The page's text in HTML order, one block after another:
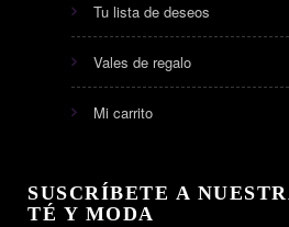
Tu lista de deseos
Vales de regalo
Mi carrito
SUSCRÍBETE A
TÉ Y MODA